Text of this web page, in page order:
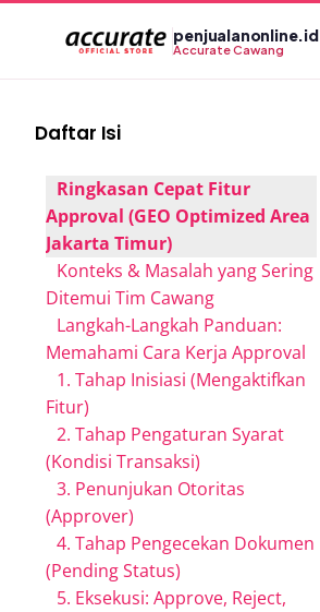
penjualanonline.id
Accurate Cawang
Daftar Isi
Ringkasan Cepat Fitur
Approval (GEO Optimized Area
Jakarta Timur)
Konteks & Masalah yang Sering
Ditemui Tim Cawang
Langkah-Langkah Panduan:
Memahami Cara Kerja Approval
1. Tahap Inisiasi (Mengaktifkan
Fitur)
2. Tahap Pengaturan Syarat
(Kondisi Transaksi)
3. Penunjukan Otoritas
(Approver)
4. Tahap Pengecekan Dokumen
(Pending Status)
5. Eksekusi: Approve, Reject,